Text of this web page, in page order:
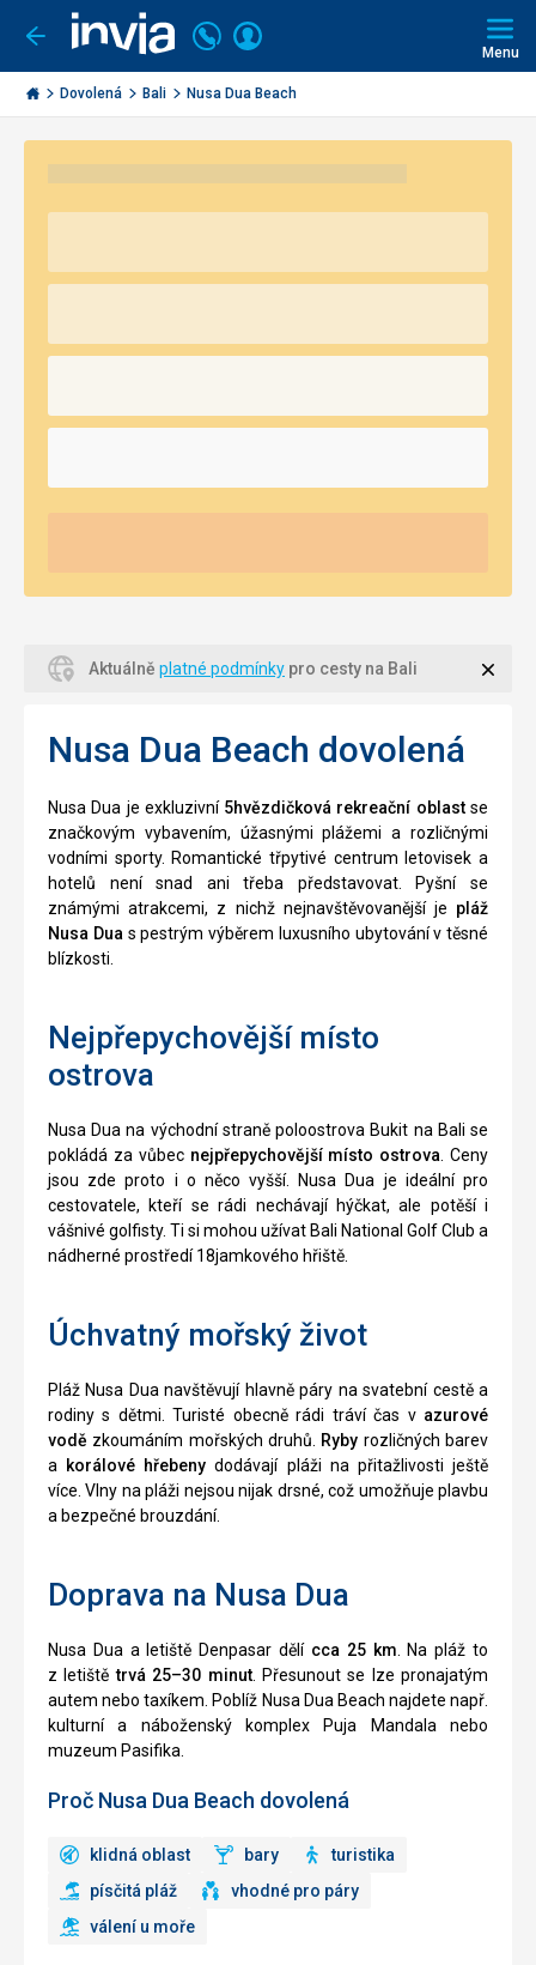
Jít
zpět
Invia.cz
Volejte
226
000
290
Přihlásit
Menu
Dovolená Bali Nusa Dua Beach
Aktuálně platné podmínky pro cesty na Bali
Nusa Dua Beach dovolená
Nusa Dua je exkluzivní 5hvězdičková rekreační oblastse
značkovým vybavením, úžasnými plážemi a rozličnými
vodními sporty. Romantické třpytivé centrum letovisek a
hotelů není snad ani třeba představovat. Pyšní se
známými atrakcemi, z nichž nejnavštěvovanější je pláž
Nusa Dua s pestrým výběrem luxusního ubytování v těsné
blízkosti.
Nejpřepychovější místo
ostrova
Nusa Dua na východní straně poloostrova Bukit na Bali se
pokládá za vůbec nejpřepychovější místo ostrova . Ceny
jsou zde proto i o něco vyšší. Nusa Dua je ideální pro
cestovatele, kteří se rádi nechávají hýčkat, ale potěší i
vášnivé golfisty. Ti si mohou užívat Bali National Golf Club a
nádherné prostředí 18jamkového hřiště.
Úchvatný mořský život
Pláž Nusa Dua navštěvují hlavně páry na svatební cestě a
rodiny s dětmi. Turisté obecně rádi tráví čas v azurové
vodě zkoumáním mořských druhů. Ryby rozličných barev
a
korálové hřebeny dodávají pláži na přitažlivosti ještě
více. Vlny na pláži nejsou nijak drsné, což umožňuje plavbu
a bezpečné brouzdání.
Doprava na Nusa Dua
Nusa Dua a letiště Denpasar dělí cca 25 km . Na pláž to
z letištětrvá 25–30 minut. Přesunout se lze pronajatým
autem nebo taxíkem. Poblíž Nusa Dua Beach najdete např.
kulturní a náboženský komplex Puja Mandala nebo
muzeum Pasifika.
Proč Nusa Dua Beach dovolená
klidná oblast bary
turistika
písčitá pláž
vhodné pro páry
válení u moře